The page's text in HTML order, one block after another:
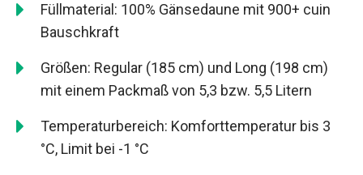
Füllmaterial: 100% Gänsedaune mit 900+ cuin
Bauschkraft
Größen: Regular (185 cm) und Long (198 cm)
mit einem Packmaß von 5,3 bzw. 5,5 Litern
Temperaturbereich: Komforttemperatur bis 3
°C, Limit bei -1 °C